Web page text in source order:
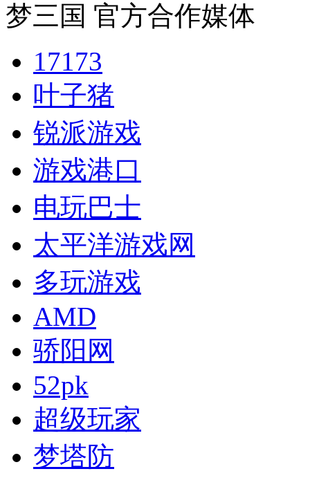
梦三国 官方合作媒体
17173
叶子猪
锐派游戏
游戏港口
电玩巴士
太平洋游戏网
多玩游戏
AMD
骄阳网
52pk
超级玩家
梦塔防